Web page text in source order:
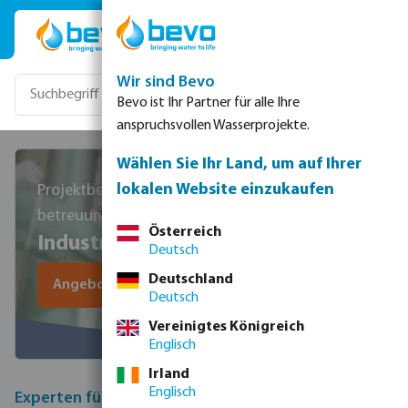
Zum Hauptinhalt springen
Projektberatung, Systemplanung- und
betreuung
Industrielle Kühllösungen
Angebot anfordern
Experten für industrielle Kühlung
Wir sind Bevo
Bevo ist Ihr Partner für alle Ihre
anspruchsvollen Wasserprojekte.
Wählen Sie Ihr Land, um auf Ihrer
lokalen Website einzukaufen
Österreich
Deutsch
Deutschland
Deutsch
Vereinigtes Königreich
Englisch
Irland
Englisch